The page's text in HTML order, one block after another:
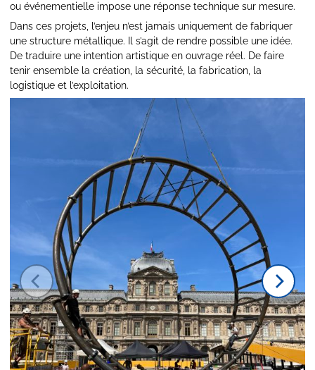
ou événementielle impose une réponse technique sur mesure.
Dans ces projets, l’enjeu n’est jamais uniquement de fabriquer
une structure métallique. Il s’agit de rendre possible une idée.
De traduire une intention artistique en ouvrage réel. De faire
tenir ensemble la création, la sécurité, la fabrication, la
logistique et l’exploitation.